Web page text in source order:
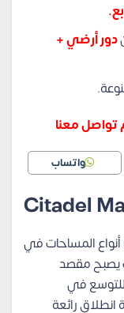
دور أرضي +
تواصل معنا
واتساب
المساحات في
يصبح مقصد
في
رائعة